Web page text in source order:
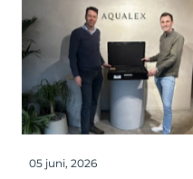
05 juni, 2026